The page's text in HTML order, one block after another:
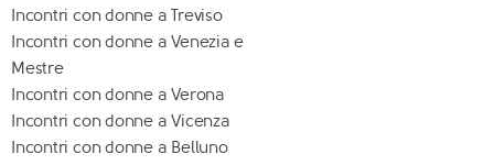
Incontri con donne a Treviso
Incontri con donne a Venezia e
Mestre
Incontri con donne a Verona
Incontri con donne a Vicenza
Incontri con donne a Belluno